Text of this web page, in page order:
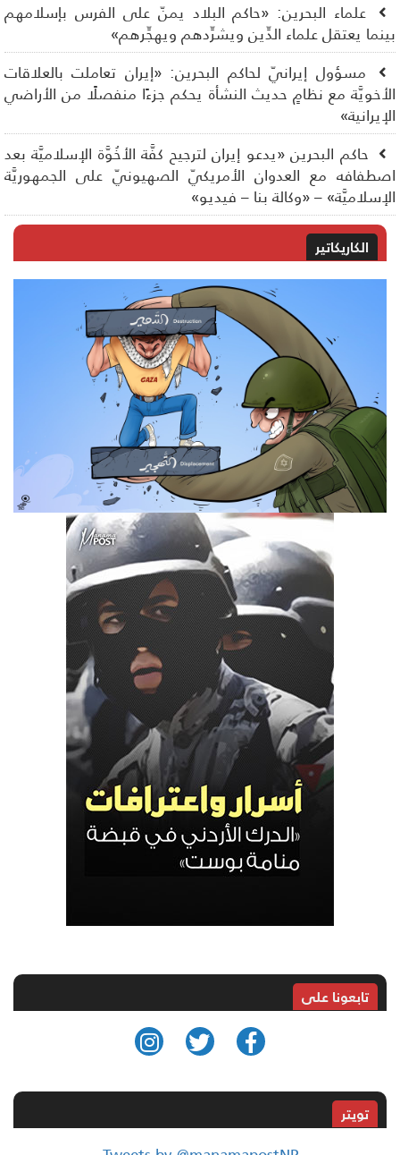
علماء البحرين: «حاكم البلاد يمنّ على الفرس بإسلامهم
يعتقل علماء الدِّين ويشرِّدهم ويهجِّرهم»
مسؤول إيرانيّ لحاكم البحرين: «إيران تعاملت بالعلاقات
مع نظامٍ حديث النشأة يحكم جزءًا منفصلًا من الأراضي
حاكم البحرين «يدعو إيران لترجيح كفَّة الأخُوَّة الإسلاميَّة بعد
مع العدوان الأمريكيّ الصهيونيّ على الجمهوريَّة
– «وكالة بنا – فيديو»
الكاريكاتير
تابعونا على
تويتر